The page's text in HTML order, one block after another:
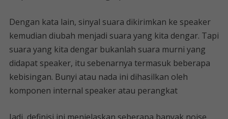
Dengan kata lain, sinyal suara dikirimkan ke speaker
kemudian diubah menjadi suara yang kita dengar. Tapi
suara yang kita dengar bukanlah suara murni yang
didapat speaker, itu sebenarnya termasuk beberapa
kebisingan. Bunyi atau nada ini dihasilkan oleh
komponen internal speaker atau perangkat